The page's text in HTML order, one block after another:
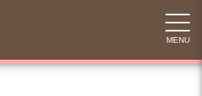
MENU